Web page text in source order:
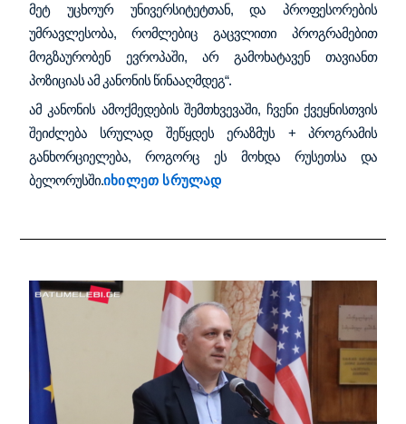
მეტ უცხოურ უნივერსიტეტთან, და პროფესორების
უმრავლესობა, რომლებიც გაცვლითი პროგრამებით
მოგზაურობენ ევროპაში, არ გამოხატავენ თავიანთ
პოზიციას ამ კანონის წინააღმდეგ“.
ამ კანონის ამოქმედების შემთხვევაში, ჩვენი ქვეყნისთვის
შეიძლება სრულად შეწყდეს ერაზმუს + პროგრამის
განხორციელება, როგორც ეს მოხდა რუსეთსა და
ბელორუსში.იხილეთ სრულად